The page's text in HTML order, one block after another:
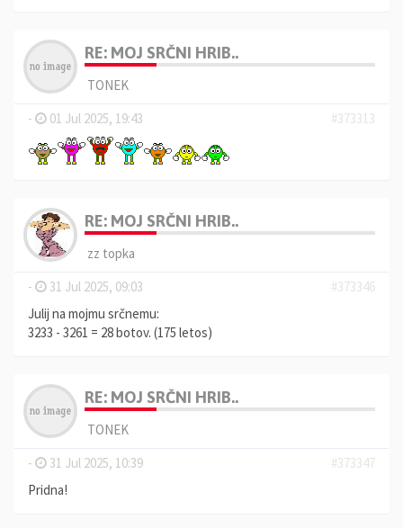
RE: MOJ SRČNI HRIB..
TONEK
-
01 Jul 2025, 19:43 #373313
RE: MOJ SRČNI HRIB..
zz topka
-
31 Jul 2025, 09:03
#373346
Julij na mojmu srčnemu:
3233 - 3261 = 28 botov. (175 letos)
RE: MOJ SRČNI HRIB..
TONEK
-
31 Jul 2025, 10:39
#373347
Pridna!